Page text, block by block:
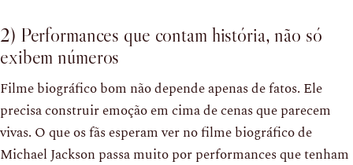
2) Performances que contam história, não só
exibem números
Filme biográfico bom não depende apenas de fatos. Ele
precisa construir emoção em cima de cenas que parecem
vivas. O que os fãs esperam ver no filme biográfico de
Michael Jackson passa muito por performances que tenham